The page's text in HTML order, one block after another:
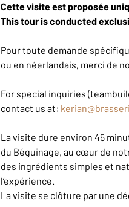
Cette visite est proposée
This tour is conducted
Pour toute demande
ou en néerlandais, merci de
For special inquiries
contact us at:
La visite dure environ 45
du Béguinage, au cœur de
des ingrédients simples et
l’expérience.
La visite se clôture par une